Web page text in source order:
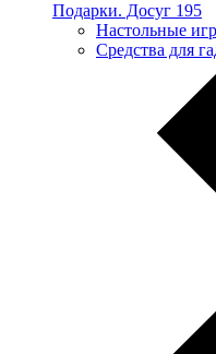
Подарки. Досуг 195
Настольные
Средства для